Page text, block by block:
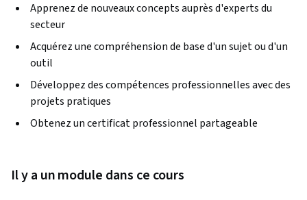
Apprenez de nouveaux concepts auprès d'experts du
secteur
Acquérez une compréhension de base d'un sujet ou d'un
outil
Développez des compétences professionnelles avec des
projets pratiques
Obtenez un certificat professionnel partageable
Il y a un module dans ce cours